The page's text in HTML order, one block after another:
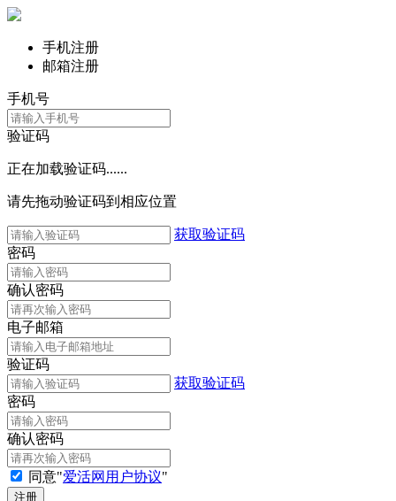
手机注册
邮箱注册
手机号
验证码
正在加载验证码......
请先拖动验证码到相应位置
获取验证码
密码
确认密码
电子邮箱
验证码
获取验证码
密码
确认密码
同意"爱活网用户协议"